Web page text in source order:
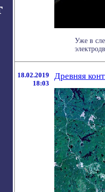
Уже в
18.02.2019
18:03
Древняя